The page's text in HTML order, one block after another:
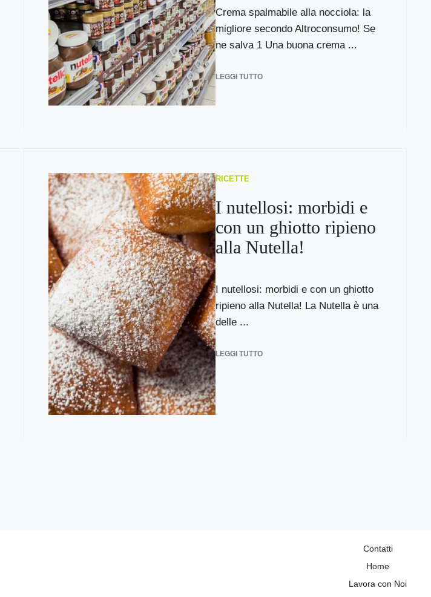
Crema spalmabile alla nocciola: la
migliore secondo Altroconsumo! Se
ne salva 1 Una buona crema ...
LEGGI TUTTO
RICETTE
I nutellosi: morbidi e
con un ghiotto ripieno
alla Nutella!
I nutellosi: morbidi e con un ghiotto
ripieno alla Nutella! La Nutella è una
delle ...
LEGGI TUTTO
Contatti
Home
Lavora con Noi